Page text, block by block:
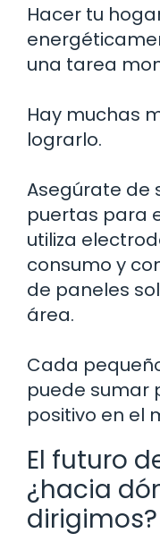
Hacer tu
una tarea
Hay muchas
lograrlo.
Asegúrate de
puertas para
utiliza
consumo y
de paneles
área.
Cada
puede sumar
positivo en el
El futuro
¿hacia
dirigimos?